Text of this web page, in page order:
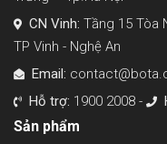
CN Vinh: Tầng 15 Tòa
TP Vinh - Nghệ An
Email:
Hỗ trợ: 1900 2008 -
Sản phẩm